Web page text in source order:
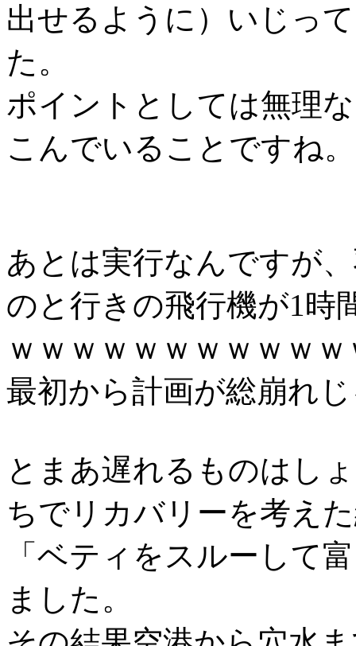
出せるように）いじっ
た。
ポイントとしては無理
こんでいることですね。
あとは実行なんですが
のと行きの飛行機が1時
ｗｗｗｗｗｗｗｗｗｗ
最初から計画が総崩れ
とまあ遅れるものはし
ちでリカバリーを考え
「ベティをスルーして
ました。